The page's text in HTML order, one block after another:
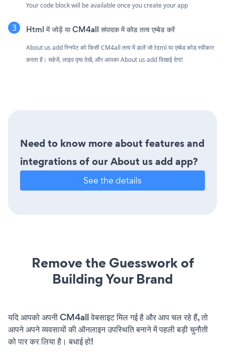
Your code block will be available once you create your app
Html में जोड़ें या CM4all संपादक में कोड तत्व एम्बेड करें
About us add स्निपेट को किसी CM4all तत्व में डालें जो html या एम्बेड कोड स्वीकार
करता है। सहेजें, लाइव पृष्ठ देखें, और आपका About us add दिखाई देगा!
Need to know more about features and
integrations of our About us add app?
See the details
Remove the Guesswork of
Building Your Brand
यदि आपको अपनी CM4all वेबसाइट मिल गई है और आप चल रहे हैं, तो
आपने अपने व्यवसायों की ऑनलाइन उपस्थिति बनाने में पहली बड़ी चुनौती
को पार कर लिया है। बधाई हो!